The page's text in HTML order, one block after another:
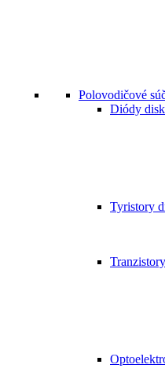
Polovodičové
Diódy
Tyristory